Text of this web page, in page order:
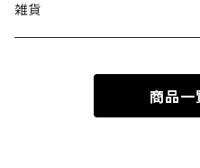
木
Tシャツ
雑貨
ステッカーシール
商品一